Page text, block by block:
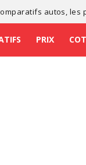
autos , les
PRIX